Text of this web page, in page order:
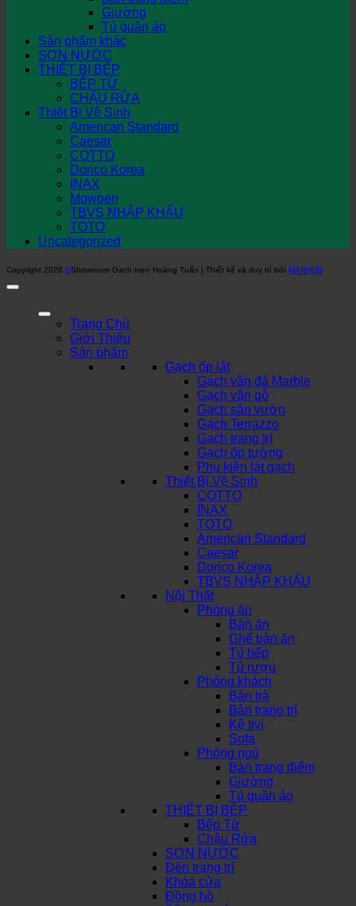
Giường
Tủ quần áo
Sản phẩm khác
SƠN NƯỚC
THIẾT BỊ BẾP
BẾP TỪ
CHẬU RỬA
Thiết Bị Vệ Sinh
American Standard
Caesar
COTTO
Dorico Korea
INAX
Mowoen
TBVS NHẬP KHẨU
TOTO
Uncategorized
Copyright 2026 ©Showroom Gạch men Hoàng Tuấn | Thiết kế và duy trì bởi MARHUB
Trang Chủ
Giới Thiệu
Sản phẩm
Gạch ốp lát
Gạch vân đá Marble
Gạch vân gỗ
Gạch sân vườn
Gạch Terrazzo
Gạch trang trí
Gạch ốp tường
Phụ kiện lát gạch
Thiết Bị Vệ Sinh
COTTO
INAX
TOTO
American Standard
Caesar
Dorico Korea
TBVS NHẬP KHẨU
Nội Thất
Phòng ăn
Bàn ăn
Ghế bàn ăn
Tủ bếp
Tủ rượu
Phòng khách
Bàn trà
Bàn trang trí
Kệ tivi
Sofa
Phòng ngủ
Bàn trang điểm
Giường
Tủ quần áo
THIẾT BỊ BẾP
Bếp Từ
Chậu Rửa
SƠN NƯỚC
Đèn trang trí
Khóa cửa
Đồng hồ